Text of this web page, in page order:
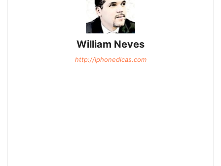
William Neves
http://iphonedicas.com